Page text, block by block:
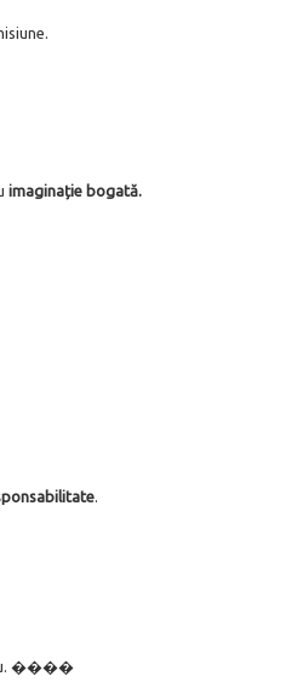
imaginație bogată.
��️��